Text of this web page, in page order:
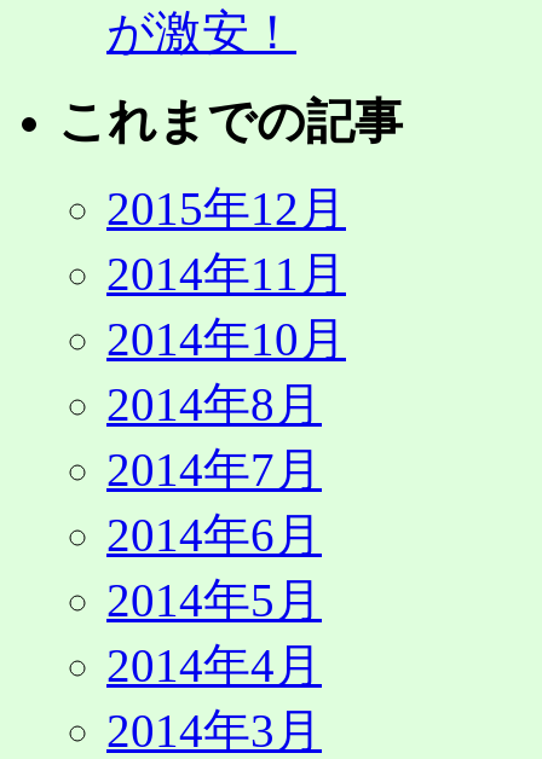
が激安！
これまでの記事
2015年12月
2014年11月
2014年10月
2014年8月
2014年7月
2014年6月
2014年5月
2014年4月
2014年3月